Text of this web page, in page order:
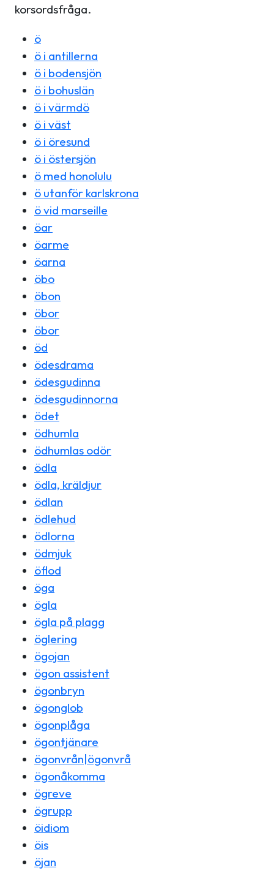
korsordsfråga.
ö
ö i antillerna
ö i bodensjön
ö i bohuslän
ö i värmdö
ö i väst
ö i öresund
ö i östersjön
ö med honolulu
ö utanför karlskrona
ö vid marseille
öar
öarme
öarna
öbo
öbon
öbor
öbor
öd
ödesdrama
ödesgudinna
ödesgudinnorna
ödet
ödhumla
ödhumlas odör
ödla
ödla, kräldjur
ödlan
ödlehud
ödlorna
ödmjuk
öflod
öga
ögla
ögla på plagg
öglering
ögojan
ögon assistent
ögonbryn
ögonglob
ögonplåga
ögontjänare
ögonvrån|ögonvrå
ögonåkomma
ögreve
ögrupp
öidiom
öis
öjan